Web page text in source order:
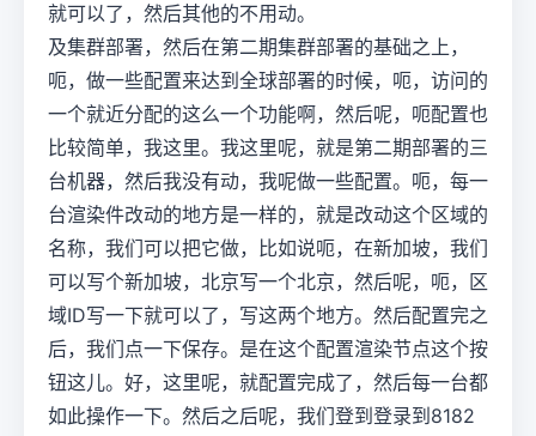
就可以了，然后其他的不用动。
及集群部署，然后在第二期集群部署的基础之上，
呃，做一些配置来达到全球部署的时候，呃，访问的
一个就近分配的这么一个功能啊，然后呢，呃配置也
比较简单，我这里。我这里呢，就是第二期部署的三
台机器，然后我没有动，我呢做一些配置。呃，每一
台渲染件改动的地方是一样的，就是改动这个区域的
名称，我们可以把它做，比如说呃，在新加坡，我们
可以写个新加坡，北京写一个北京，然后呢，呃，区
域ID写一下就可以了，写这两个地方。然后配置完之
后，我们点一下保存。是在这个配置渲染节点这个按
钮这儿。好，这里呢，就配置完成了，然后每一台都
如此操作一下。然后之后呢，我们登到登录到8182